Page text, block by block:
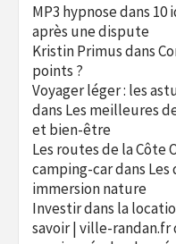
MP3 hypnosedans 10
après une dispute
Kristin Primusdans
points ?
Voyager léger : les
dans Les meilleures
et bien-être
Les routes de la Côte
camping-cardans Les
immersion nature
Investir dans la
savoir | ville-randan.fr